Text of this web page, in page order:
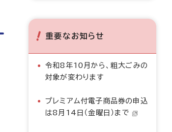
重要なお知らせ
令和8年10月から、粗大ごみの
対象が変わります
プレミアム付電子商品券の申込
は8月14日（金曜日）まで